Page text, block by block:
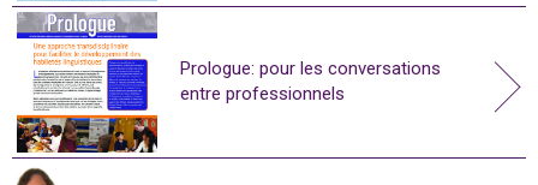
Prologue: pour les conversations
entre professionnels